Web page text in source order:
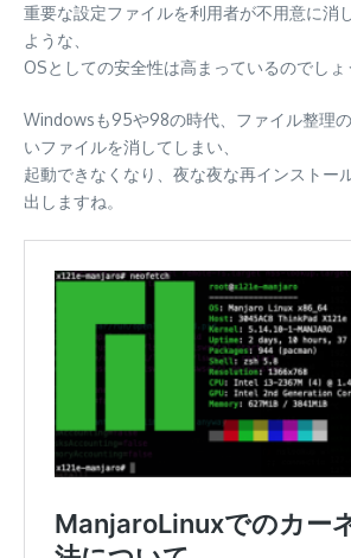
重要な設定ファイルを利用者が不用意に消
ような、
OSとしての安全性は高まっているのでしょ
Windowsも95や98の時代、ファイル整理
いファイルを消してしまい、
起動できなくなり、夜な夜な再インストー
出しますね。